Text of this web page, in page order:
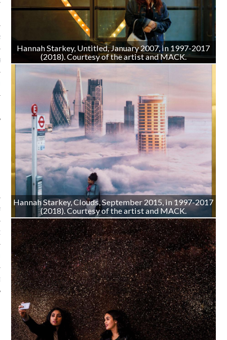
CARAVELLE
PODCAST
SUIVEZ-NOUS
Hannah Starkey, Untitled, January 2007, in 1997-2017
(2018). Courtesy of the artist and MACK.
Hannah Starkey, Clouds, September 2015, in 1997-2017
(2018). Courtesy of the artist and MACK.